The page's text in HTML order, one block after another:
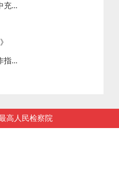
充...
指...
高人民检察院